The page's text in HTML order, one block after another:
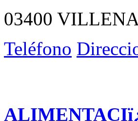
03400
Teléfono